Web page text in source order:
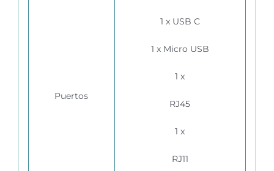
Puertos
1 x USB C
1 x Micro USB
1 x
RJ45
1 x
RJ11